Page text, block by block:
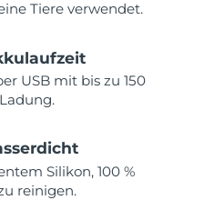
Tiere verwendet.
USB mit bis zu 150
Silikon, 100 %
reinigen.